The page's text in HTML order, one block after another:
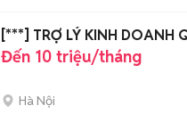
[***] TRỢ LÝ KINH DOANH
Đến 10 triệu/tháng
Hà Nội